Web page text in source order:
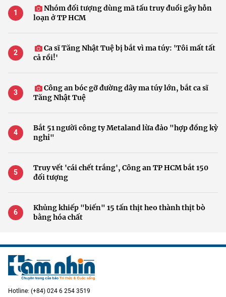
Nhóm đối tượng dùng mã tấu truy đuổi gây hỗn
loạn ở TP HCM
Ca sĩ Tăng Nhật Tuệ bị bắt vì ma túy: 'Tôi mất tất
cả rồi!'
Công an bóc gỡ đường dây ma túy lớn, bắt ca sĩ
Tăng Nhật Tuệ
Bắt 51 người công ty Metaland lừa đảo "hợp đồng kỳ
nghỉ"
Truy vết 'cái chết trắng', Công an TP HCM bắt 150
đối tượng
Khủng khiếp "biến" 15 tấn thịt heo thành thịt bò
bằng hóa chất
Hotline: (+84) 024 6 254 3519